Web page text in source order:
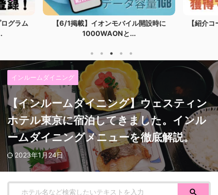
グラム
【6/1掲載】イオンモバイル開設時に
1000WAONと...
【紹介
インルームダイニング
【インルームダイニング】ウェスティン
ホテル東京に宿泊してきました。インル
ームダイニングメニューを徹底解説。
2023年1月24日